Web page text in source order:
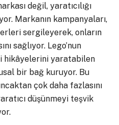
değil, yaratıcılığı
Markanın kampanyaları,
sergileyerek, onların
sağlıyor. Lego’nun
hikâyelerini yaratabilen
bir bağ kuruyor. Bu
çok daha fazlasını
düşünmeyi teşvik